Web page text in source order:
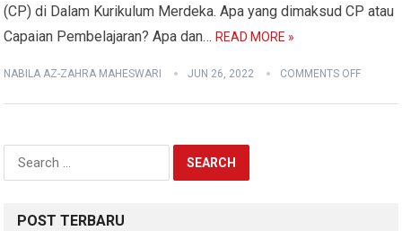
(CP) di Dalam Kurikulum Merdeka. Apa yang dimaksud CP atau
Capaian Pembelajaran? Apa dan…READ MORE »
NABILA AZ-ZAHRA MAHESWARI JUN 26, 2022 COMMENTS OFF
Search
for:
POST TERBARU